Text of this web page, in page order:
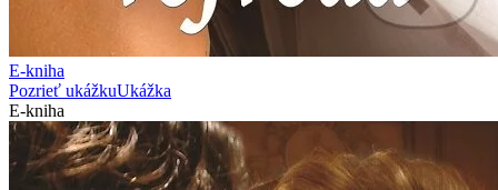
E-kniha
Pozrieť ukážkuUkážka
E-kniha